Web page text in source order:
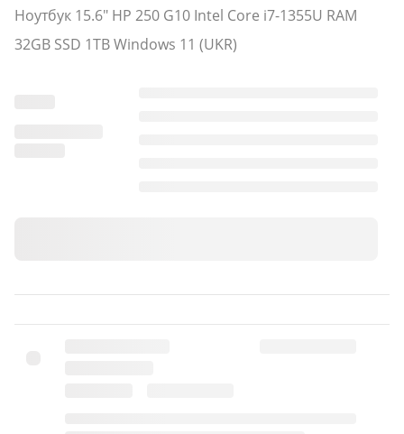
Ноутбук 15.6" HP 250 G10 Intel Core i7-1355U RAM
32GB SSD 1TB Windows 11 (UKR)